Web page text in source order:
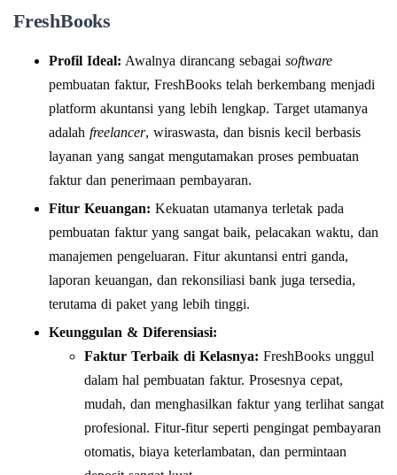
FreshBooks
Profil Ideal: Awalnya dirancang sebagai software
pembuatan faktur, FreshBooks telah berkembang menjadi
platform akuntansi yang lebih lengkap. Target utamanya
adalah freelancer, wiraswasta, dan bisnis kecil berbasis
layanan yang sangat mengutamakan proses pembuatan
faktur dan penerimaan pembayaran.
Fitur Keuangan: Kekuatan utamanya terletak pada
pembuatan faktur yang sangat baik, pelacakan waktu, dan
manajemen pengeluaran. Fitur akuntansi entri ganda,
laporan keuangan, dan rekonsiliasi bank juga tersedia,
terutama di paket yang lebih tinggi.
Keunggulan & Diferensiasi:
Faktur Terbaik di Kelasnya: FreshBooks unggul
dalam hal pembuatan faktur. Prosesnya cepat,
mudah, dan menghasilkan faktur yang terlihat sangat
profesional. Fitur-fitur seperti pengingat pembayaran
otomatis, biaya keterlambatan, dan permintaan